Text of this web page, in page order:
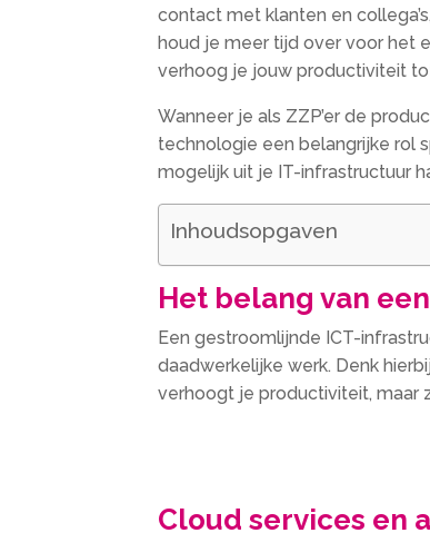
contact met klanten en
houd je meer tijd over voor het
verhoog je jouw productiviteit
Wanneer je als ZZP’er de
technologie een belangrijke rol
mogelijk uit je IT-infrastructuur
Inhoudsopgaven
Het belang van
Een gestroomlijnde ICT-
daadwerkelijke werk. Denk
verhoogt je productiviteit, maar
Cloud services en